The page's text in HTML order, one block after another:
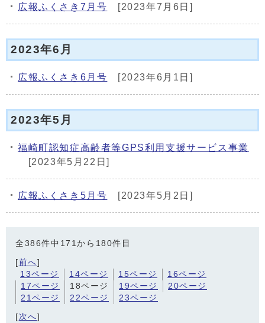
広報ふくさき7月号 [2023年7月6日]
2023年6月
広報ふくさき6月号 [2023年6月1日]
2023年5月
福崎町認知症高齢者等GPS利用支援サービス事業
[2023年5月22日]
広報ふくさき5月号 [2023年5月2日]
全386件中171から180件目
[前へ]
13ページ
14ページ 15ページ
16ページ
17ページ
18ページ 19ページ
20ページ
21ページ
22ページ 23ページ
[ 次へ]